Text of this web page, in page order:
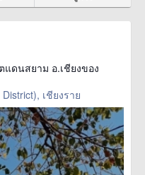
ดนสยาม อ.เชียงของ
เชียงราย